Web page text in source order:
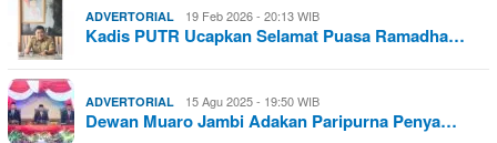
ADVERTORIAL 19 Feb 2026 - 20:13 WIB
Kadis PUTR Ucapkan Selamat Puasa Ramadha…
ADVERTORIAL 15 Agu 2025 - 19:50 WIB
Dewan Muaro Jambi Adakan Paripurna Penya…